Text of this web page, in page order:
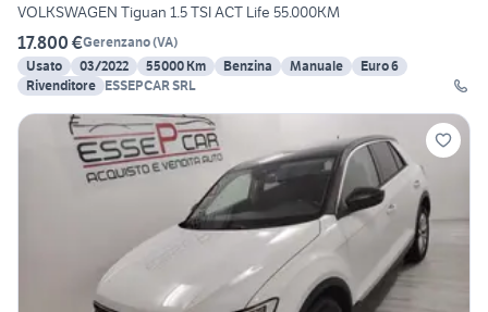
VOLKSWAGEN Tiguan 1.5 TSI ACT Life 55.000KM
17.800 €Gerenzano(VA)
Usato
03/2022 55000 Km Benzina Manuale
Euro 6
Rivenditore ESSEPCAR SRL